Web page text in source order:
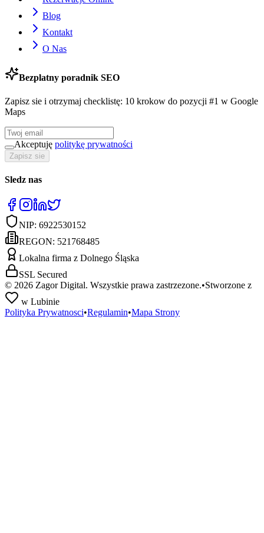
Blog
Kontakt
O Nas
Bezplatny poradnik SEO
Zapisz sie i otrzymaj checklistę: 10 krokow do pozycji #1 w Google
Maps
Akceptuję politykę prywatności
Zapisz sie
Sledz nas
NIP: 6922530152
REGON: 521768485
Lokalna firma z Dolnego Śląska
SSL Secured
© 2026 Zagor Digital. Wszystkie prawa zastrzezone.•Stworzone z
w Lubinie
Polityka Prywatnosci•Regulamin•Mapa Strony